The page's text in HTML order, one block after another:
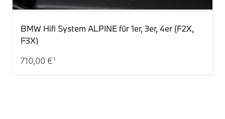
BMW Hifi System ALPINE für 1er, 3er, 4er (F2X,
F3X)
Aktueller Preis: 710,00 €
710,00 € 1